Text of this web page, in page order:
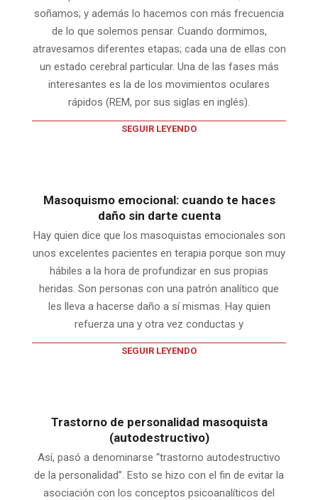
soñamos; y además lo hacemos con más frecuencia
de lo que solemos pensar. Cuando dormimos,
atravesamos diferentes etapas; cada una de ellas con
un estado cerebral particular. Una de las fases más
interesantes es la de los movimientos oculares
rápidos (REM, por sus siglas en inglés).
SEGUIR LEYENDO
Masoquismo emocional: cuando te haces
daño sin darte cuenta
Hay quien dice que los masoquistas emocionales son
unos excelentes pacientes en terapia porque son muy
hábiles a la hora de profundizar en sus propias
heridas. Son personas con una patrón analítico que
les lleva a hacerse daño a sí mismas. Hay quien
refuerza una y otra vez conductas y
SEGUIR LEYENDO
Trastorno de personalidad masoquista
(autodestructivo)
Así, pasó a denominarse “trastorno autodestructivo
de la personalidad”. Esto se hizo con el fin de evitar la
asociación con los conceptos psicoanalíticos del